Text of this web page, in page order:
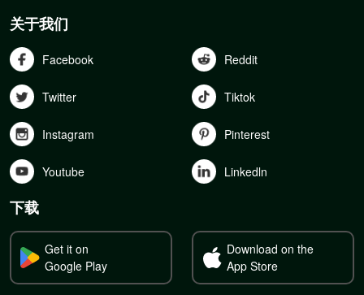
关于我们
Facebook Reddit
Twitter Tiktok
Instagram Pinterest
Youtube Linkedln
下载
Get it on
Google Play
Download on the
App Store